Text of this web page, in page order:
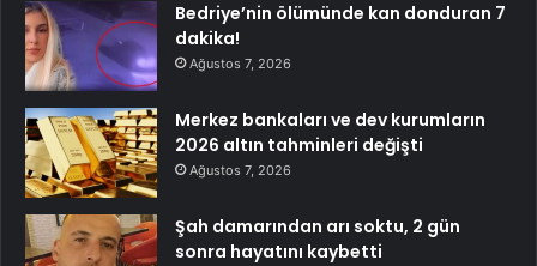
Bedriye’nin ölümünde kan donduran 7
dakika!
Ağustos 7, 2026
Merkez bankaları ve dev kurumların
2026 altın tahminleri değişti
Ağustos 7, 2026
Şah damarından arı soktu, 2 gün
sonra hayatını kaybetti